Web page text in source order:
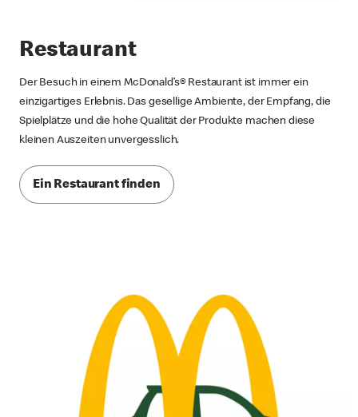
Restaurant
Der Besuch in einem McDonald’s® Restaurant ist immer ein
einzigartiges Erlebnis. Das gesellige Ambiente, der Empfang, die
Spielplätze und die hohe Qualität der Produkte machen diese
kleinen Auszeiten unvergesslich.
Ein Restaurant finden